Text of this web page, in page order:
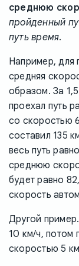
среднюю
пройденный
путь время.
Например, для
средняя
образом. За
проехал путь
со скоростью
составил 135
весь путь
среднюю
будет равно
скорость
Другой
10 км/ч, потом
скоростью 5